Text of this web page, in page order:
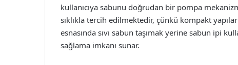
kullanıcıya sabunu doğrudan bir pompa
sıklıkla tercih edilmektedir, çünkü kompakt
esnasında sıvı sabun taşımak yerine sabun ipi
sağlama imkanı sunar.